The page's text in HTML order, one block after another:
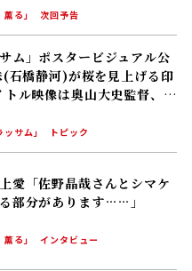
ッサム」 トピック
愛「佐野晶哉さんとシマケ
部分があります……」
る」
美(上坂樹里)。そんな中、
りんにある提案をする
る」
次回予告